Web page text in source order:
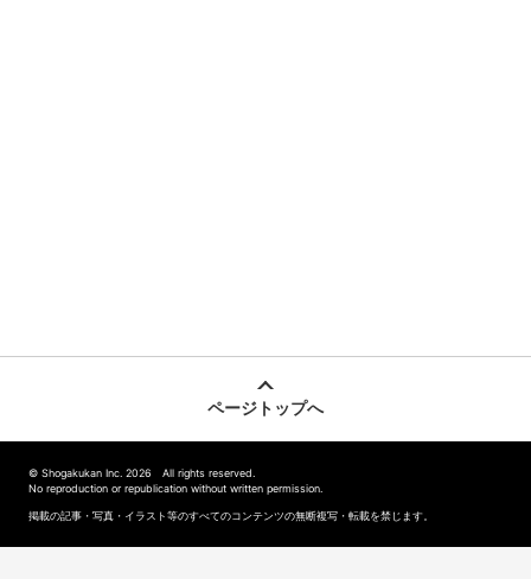
ページトップへ
© Shogakukan Inc. 2026 All rights reserved.
No reproduction or republication without written permission.
掲載の記事・写真・イラスト等のすべてのコンテンツの無断複写・転載を禁じます。